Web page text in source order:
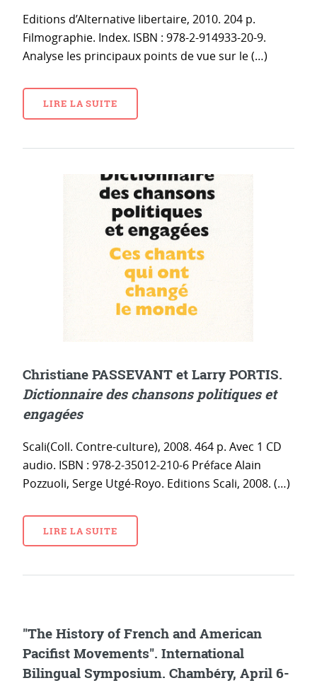
Editions d’Alternative libertaire, 2010. 204 p.
Filmographie. Index. ISBN : 978-2-914933-20-9.
Analyse les principaux points de vue sur le (…)
LIRE LA SUITE
Christiane PASSEVANT et Larry PORTIS.
Dictionnaire des chansons politiques et
engagées
Scali(Coll. Contre-culture), 2008. 464 p. Avec 1 CD
audio. ISBN : 978-2-35012-210-6 Préface Alain
Pozzuoli, Serge Utgé-Royo. Editions Scali, 2008. (…)
LIRE LA SUITE
"The History of French and American
Pacifist Movements". International
Bilingual Symposium. Chambéry, April 6-